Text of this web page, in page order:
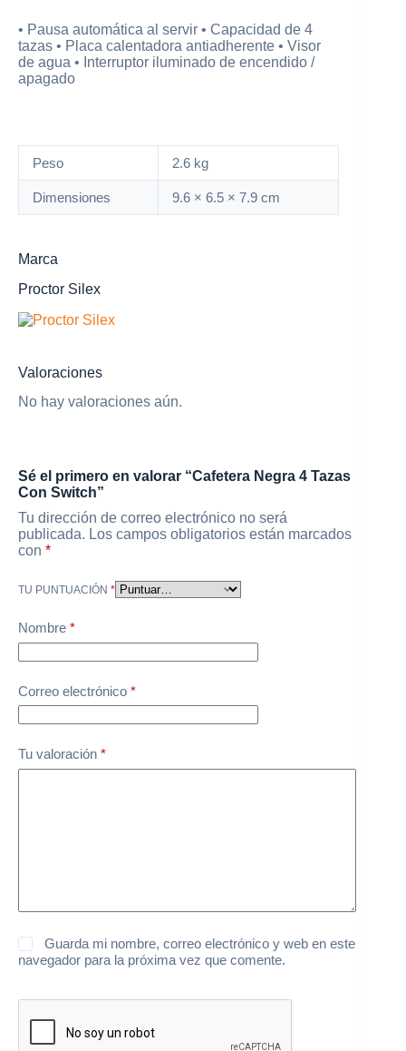
• Pausa automática al servir • Capacidad de 4
tazas • Placa calentadora antiadherente • Visor
de agua • Interruptor iluminado de encendido /
apagado
Peso 2.6 kg
Dimensiones 9.6 × 6.5 × 7.9 cm
Marca
Proctor Silex
Valoraciones
No hay valoraciones aún.
Sé el primero en valorar “Cafetera Negra 4 Tazas
Con Switch”
Tu dirección de correo electrónico no será
publicada. Los campos obligatorios están marcados
con *
TU PUNTUACIÓN *
Nombre *
Correo electrónico *
Tu valoración *
Guarda mi nombre, correo electrónico y web en este
navegador para la próxima vez que comente.